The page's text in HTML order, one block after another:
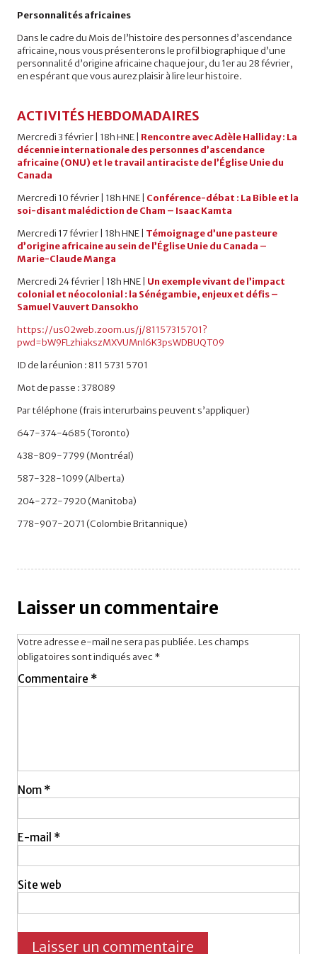
Personnalités africaines
Dans le cadre du Mois de l’histoire des personnes d’ascendance
africaine, nous vous présenterons le profil biographique d’une
personnalité d’origine africaine chaque jour, du 1er au 28 février,
en espérant que vous aurez plaisir à lire leur histoire.
ACTIVITÉS HEBDOMADAIRES
Mercredi 3 février | 18h HNE | Rencontre avec Adèle Halliday : La
décennie internationale des personnes d’ascendance
africaine (ONU) et le travail antiraciste de l’Église Unie du
Canada
Mercredi 10 février | 18h HNE | Conférence-débat : La Bible et la
soi-disant malédiction de Cham – Isaac Kamta
Mercredi 17 février | 18h HNE | Témoignage d’une pasteure
d’origine africaine au sein de l’Église Unie du Canada –
Marie-Claude Manga
Mercredi 24 février | 18h HNE | Un exemple vivant de l’impact
colonial et néocolonial : la Sénégambie, enjeux et défis –
Samuel Vauvert Dansokho
https://us02web.zoom.us/j/81157315701?
pwd=bW9FLzhiakszMXVUMnl6K3psWDBUQT09
ID de la réunion : 811 5731 5701
Mot de passe : 378089
Par téléphone (frais interurbains peuvent s’appliquer)
647-374-4685 (Toronto)
438-809-7799 (Montréal)
587-328-1099 (Alberta)
204-272-7920 (Manitoba)
778-907-2071 (Colombie Britannique)
Laisser un commentaire
Votre adresse e-mail ne sera pas publiée.Les champs
obligatoires sont indiqués avec *
Commentaire *
Nom *
E-mail *
Site web